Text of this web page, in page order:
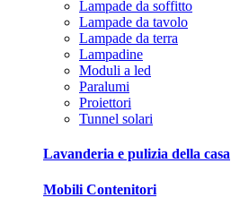
Lampade da soffitto
Lampade da tavolo
Lampade da terra
Lampadine
Moduli a led
Paralumi
Proiettori
Tunnel solari
Lavanderia e pulizia della casa
Mobili Contenitori